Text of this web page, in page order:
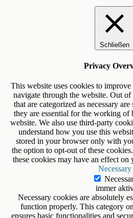
Schließen
Privacy
This website uses cookies to
navigate through the website. Out of
that are categorized as necessary
they are essential for the working of
website. We also use third-party
understand how you use this
stored in your browser only with
the option to opt-out of these
these cookies may have an effect
Necessary
immer
Necessary cookies are absolutely
function properly. This category
ensures basic functionalities and